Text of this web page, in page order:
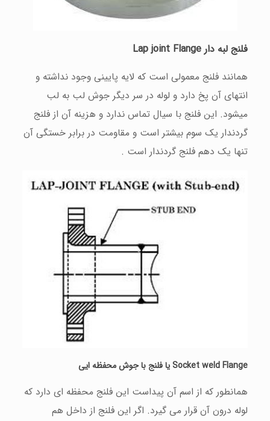
فلنج لبه دار Lap joint Flange
همانند فلنج معمولی است که لایه پایينی وجود نداشته و
انتهای آن پخ دارد و لوله در سر دیگر جوش لب به لب
میشود. این فلنج با سيال تماس ندارد و هزینه آن از فلنج
گردندار یک سوم بيشتر است و مقاومت در برابر خستگی آن
تنها یک دهم فلنج گردندار است .
Socket weld Flange یا فلنج با جوش محفظه ایی
همانطور که از اسم آن پيداست این فلنج محفظه ای دارد که
لوله درون آن قرار می گيرد. اگر این فلنج از داخل هم